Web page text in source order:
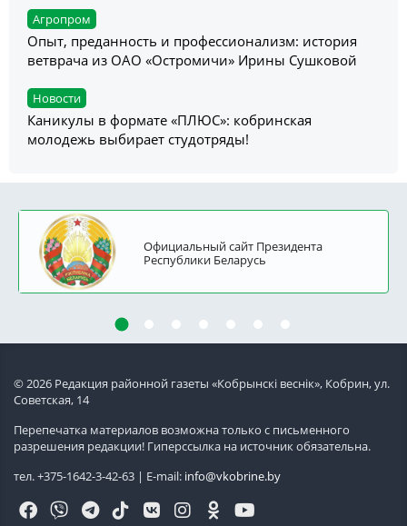
Агропром
Опыт, преданность и профессионализм: история
ветврача из ОАО «Остромичи» Ирины Сушковой
Новости
Каникулы в формате «ПЛЮС»: кобринская
молодежь выбирает студотряды!
Официальный сайт Президента
Республики Беларусь
© 2026 Редакция районной газеты «Кобрынскi веснiк», Кобрин, ул.
Советская, 14
Перепечатка материалов возможна только с письменного
разрешения редакции! Гиперссылка на источник обязательна.
тел. +375-1642-3-42-63 | E-mail: info@vkobrine.by